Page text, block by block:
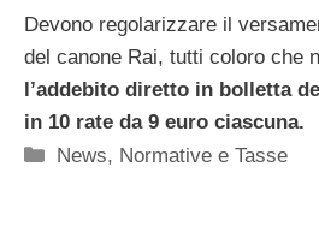
Devono regolarizzare il
del canone Rai, tutti coloro che
l’addebito diretto in bolletta
in 10 rate da 9 euro ciascuna.
Categorie
News, Normative e Tasse